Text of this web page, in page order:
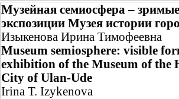
Музейная семиосфера –
экспозиции Музея истории
Изыкенова Ирина Тимофеевна
Museum semiosphere: visible
exhibition of the Museum of the
City of Ulan-Ude
Irina T. Izykenova